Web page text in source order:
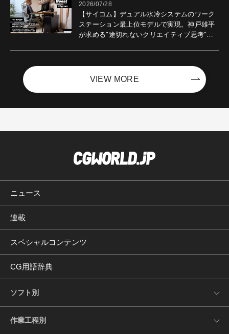
2026/07/28
【サイコム】デュアル水冷システムのワーク
ステーション最上位モデルで実現。神戸雄平
が求める"途切れないクリエイティブ思考"｜
VIEW MORE
ニュース
連載
スペシャルコンテンツ
CG用語辞典
ソフト別
作業工程別